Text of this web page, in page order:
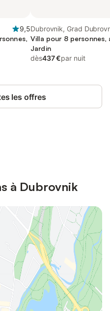
9,5Dubrovnik, Grad
Villa pour 8 personnes,
Jardin
dès437 €par nuit
les offres
à Dubrovnik